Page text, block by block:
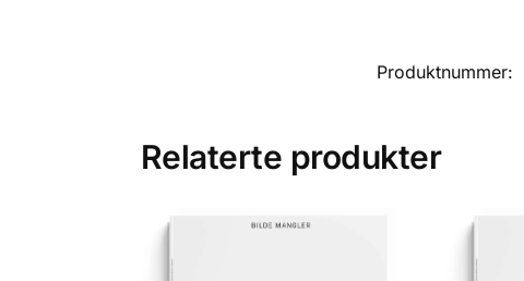
Produktnummer:
Relaterte produkter